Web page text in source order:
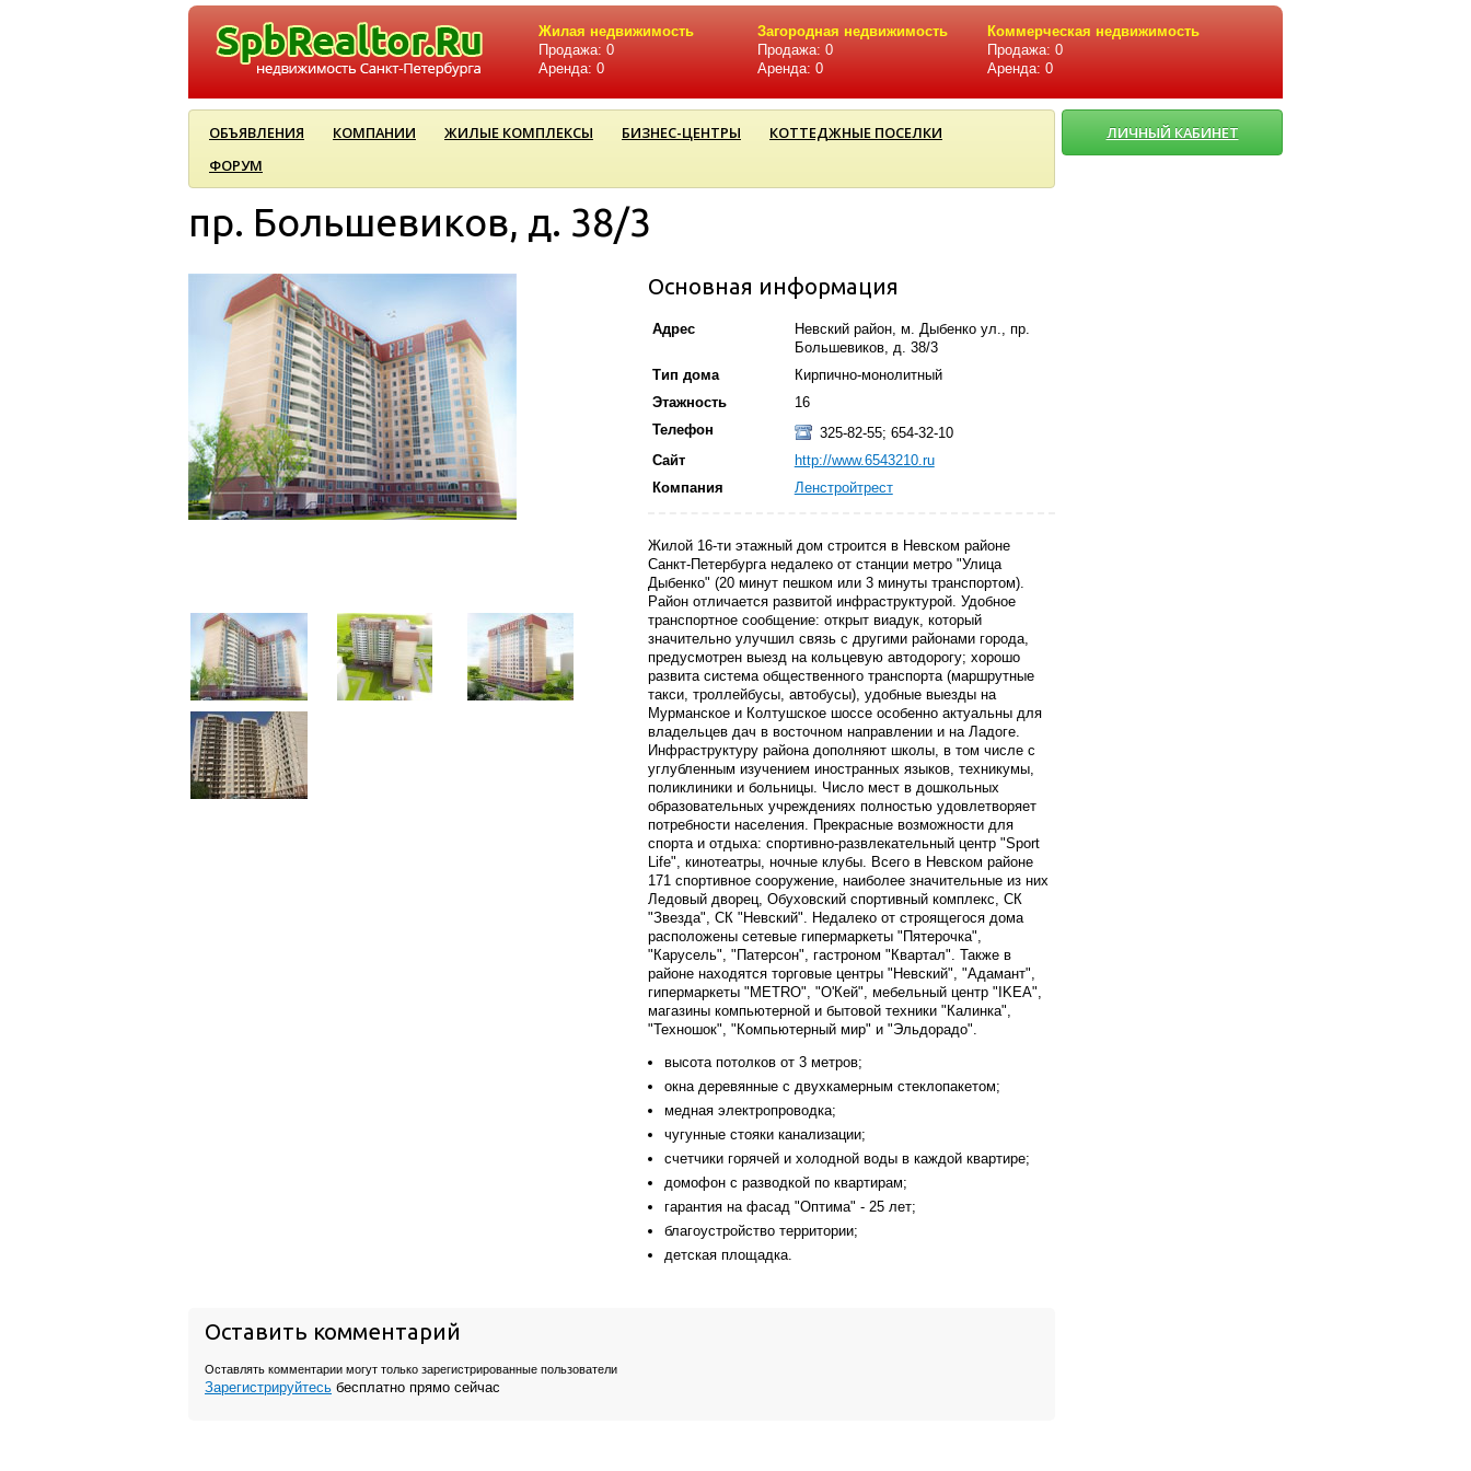
Жилая недвижимость
Продажа: 0
Аренда: 0
Загородная недвижимость
Продажа: 0
Аренда: 0
Коммерческая недвижимость
Продажа: 0
Аренда: 0
ОБЪЯВЛЕНИЯ КОМПАНИИ ЖИЛЫЕ КОМПЛЕКСЫ БИЗНЕС-ЦЕНТРЫ
КОТТЕДЖНЫЕ ПОСЕЛКИ
ФОРУМ
ЛИЧНЫЙ КАБИНЕТ
пр. Большевиков, д. 38/3
Основная информация
Адрес
Невский район, м. Дыбенко ул., пр.
Большевиков, д. 38/3
Тип дома
Кирпично-монолитный
Этажность
16
Телефон
325-82-55; 654-32-10
Сайт
http://www.6543210.ru
Компания
Ленстройтрест
Жилой 16-ти этажный дом строится в Невском районе
Санкт-Петербурга недалеко от станции метро "Улица
Дыбенко" (20 минут пешком или 3 минуты транспортом).
Район отличается развитой инфраструктурой. Удобное
транспортное сообщение: открыт виадук, который
значительно улучшил связь с другими районами города,
предусмотрен выезд на кольцевую автодорогу; хорошо
развита система общественного транспорта (маршрутные
такси, троллейбусы, автобусы), удобные выезды на
Мурманское и Колтушское шоссе особенно актуальны для
владельцев дач в восточном направлении и на Ладоге.
Инфраструктуру района дополняют школы, в том числе с
углубленным изучением иностранных языков, техникумы,
поликлиники и больницы. Число мест в дошкольных
образовательных учреждениях полностью удовлетворяет
потребности населения. Прекрасные возможности для
спорта и отдыха: спортивно-развлекательный центр "Sport
Life", кинотеатры, ночные клубы. Всего в Невском районе
171 спортивное сооружение, наиболее значительные из них
Ледовый дворец, Обуховский спортивный комплекс, СК
"Звезда", СК "Невский". Недалеко от строящегося дома
расположены сетевые гипермаркеты "Пятерочка",
"Карусель", "Патерсон", гастроном "Квартал". Также в
районе находятся торговые центры "Невский", "Адамант",
гипермаркеты "METRO", "О'Кей", мебельный центр "IKEA",
магазины компьютерной и бытовой техники "Калинка",
"Техношок", "Компьютерный мир" и "Эльдорадо".
высота потолков от 3 метров;
окна деревянные с двухкамерным стеклопакетом;
медная электропроводка;
чугунные стояки канализации;
счетчики горячей и холодной воды в каждой квартире;
домофон с разводкой по квартирам;
гарантия на фасад "Оптима" - 25 лет;
благоустройство территории;
детская площадка.
Оставить комментарий
Оставлять комментарии могут только зарегистрированные пользователи
Зарегистрируйтесь бесплатно прямо сейчас